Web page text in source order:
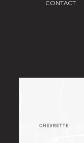
CONTACT